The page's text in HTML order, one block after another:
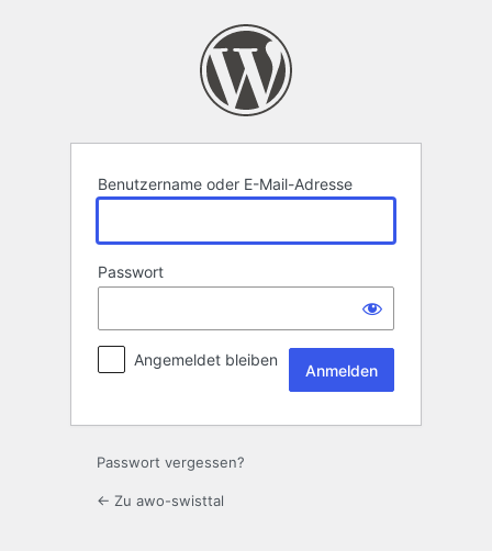
Benutzername oder E-Mail-Adresse
Passwort
Angemeldet bleiben
Passwort vergessen?
← Zu awo-swisttal